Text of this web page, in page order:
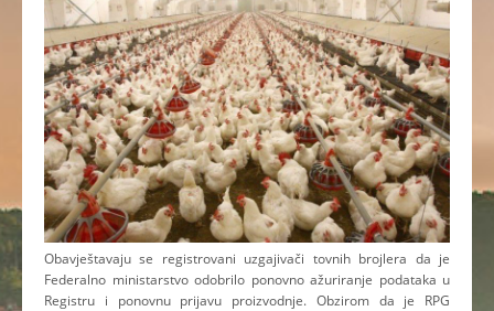
Obavještavaju se registrovani uzgajivači tovnih brojlera da je
Federalno ministarstvo odobrilo ponovno ažuriranje podataka u
Registru i ponovnu prijavu proizvodnje. Obzirom da je RPG